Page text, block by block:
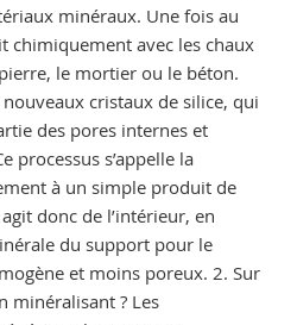
minéraux. Une fois au
avec les chaux
le mortier ou le béton.
cristaux de silice, qui
des pores internes et
processus s’appelle la
à un simple produit de
donc de l’intérieur, en
du support pour le
et moins poreux. 2. Sur
minéralisant ? Les